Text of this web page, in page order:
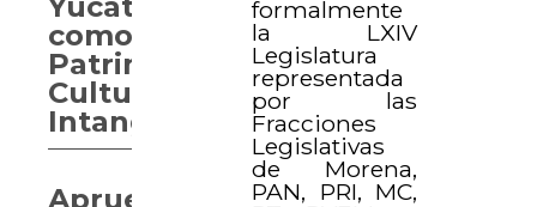
formalmente
la LXIV
Legislatura
representada
por las
Fracciones
Legislativas
de Morena,
PAN, PRI, MC,
como
Patrimonio
Cultural
Intangible
Aprueban